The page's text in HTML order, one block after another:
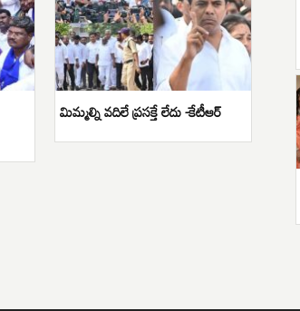
మిమ్మల్ని వదిలే ప్రసక్తే లేదు -కేటీఆర్